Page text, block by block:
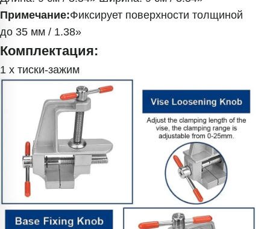
Примечание:Фиксирует поверхности толщиной
до 35 мм / 1.38»
Комплектация:
1 x тиски-зажим